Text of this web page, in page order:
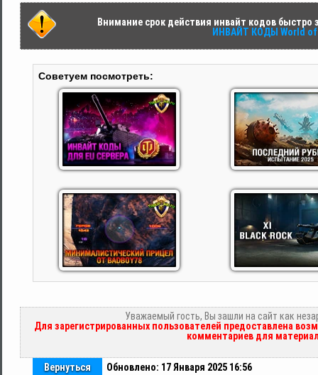
Внимание срок действия инвайт кодов быстро
ИНВАЙТ КОДЫ World
Советуем посмотреть:
Уважаемый гость, Вы зашли на сайт как
Для зарегистрированных пользователей предоставлена
комментариев для
Вернуться Обновлено: 17 Января 2025 16:56